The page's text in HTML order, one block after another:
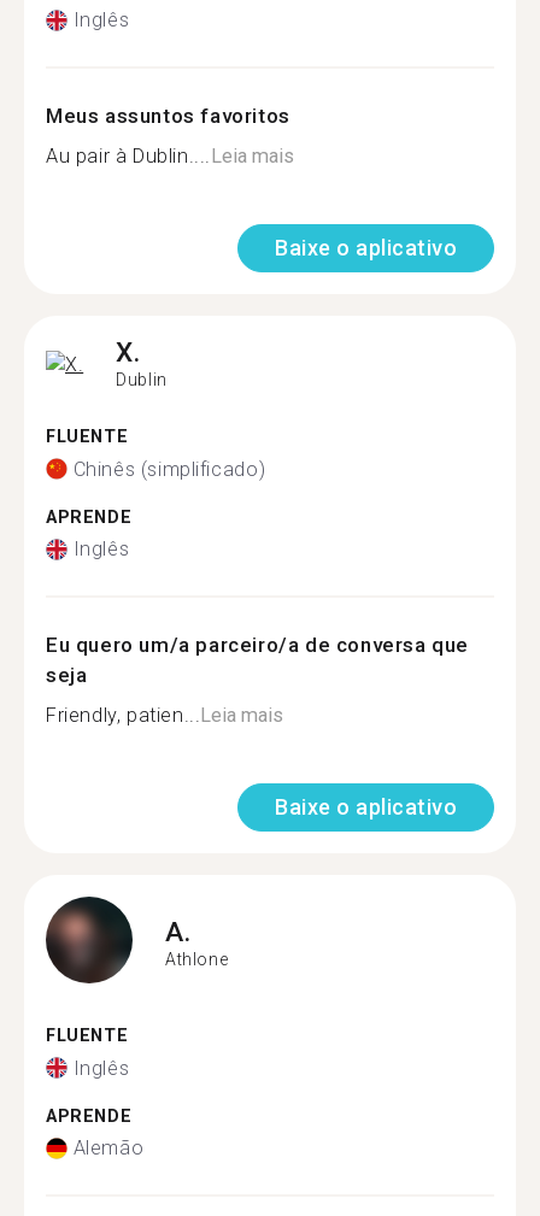
Inglês
Meus assuntos favoritos
Au pair à Dublin....Leia mais
Baixe o aplicativo
X.
Dublin
FLUENTE
Chinês (simplificado)
APRENDE
Inglês
Eu quero um/a parceiro/a de conversa que
seja
Friendly, patien...Leia mais
Baixe o aplicativo
A.
Athlone
FLUENTE
Inglês
APRENDE
Alemão